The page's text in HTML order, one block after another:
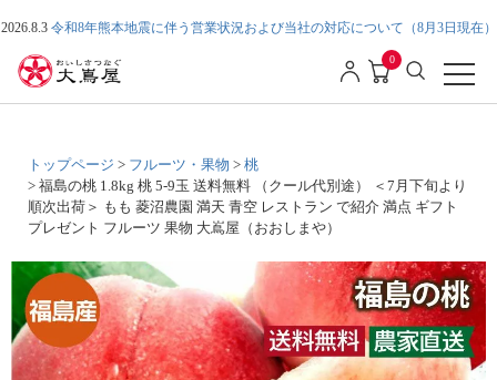
2026.8.3 令和8年熊本地震に伴う営業状況および当社の対応について（8月3日現在）
0
トップページ フルーツ・果物
桃
福島の桃 1.8kg 桃 5-9玉 送料無料 （クール代別途） ＜7月下旬より
順次出荷＞ もも 菱沼農園 満天 青空 レストラン で紹介 満点 ギフト
プレゼント フルーツ 果物 大嶌屋（おおしまや）